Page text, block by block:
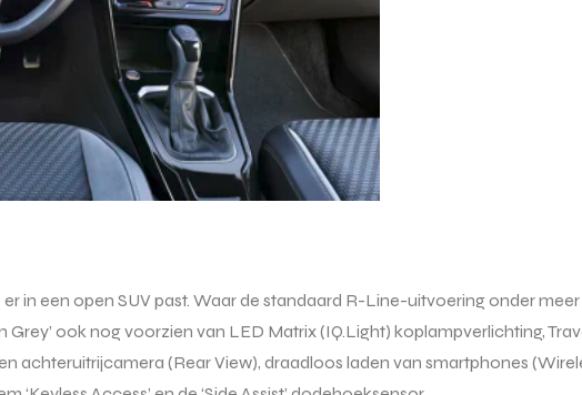
er in een open SUV past. Waar de standaard R-Line-uitvoering onder
ook nog voorzien van LED Matrix (IQ.Light) koplampverlichting,
achteruitrijcamera (Rear View), draadloos laden van smartphones